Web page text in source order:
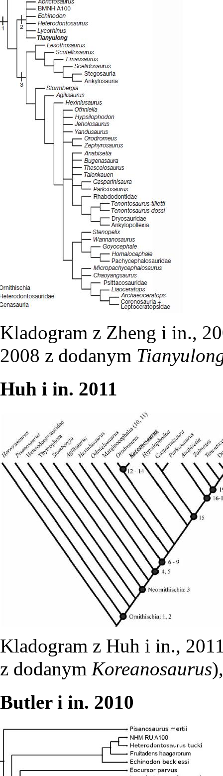
Kladogram z Zheng i in.,
2008 z dodanym
Huh i in. 2011
Kladogram z Huh i in.,
z dodanym Koreanosaurus
Butler i in. 2010